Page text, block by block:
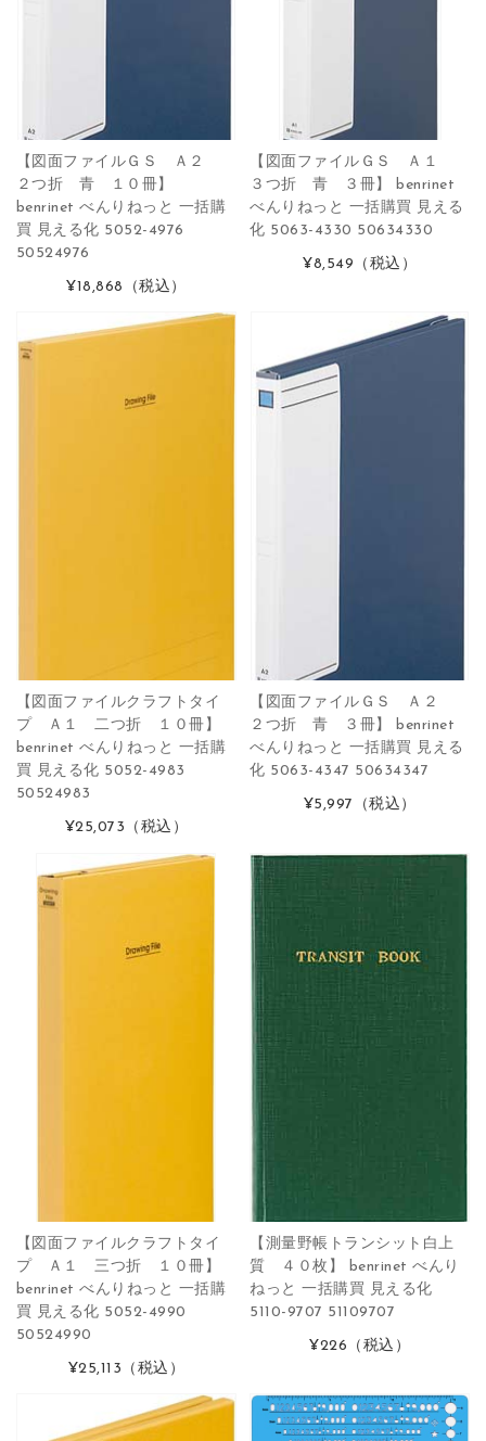
【図面ファイルＧＳ Ａ２
２つ折 青 １０冊】
benrinet べんりねっと 一括購
買 見える化 5052-4976
50524976
¥18,868 （税込）
【図面ファイルＧＳ Ａ１
３つ折 青 ３冊】 benrinet
べんりねっと 一括購買 見える
化 5063-4330 50634330
¥8,549 （税込）
【図面ファイルクラフトタイ
プ Ａ１ 二つ折 １０冊】
benrinet べんりねっと 一括購
買 見える化 5052-4983
50524983
¥25,073 （税込）
【図面ファイルＧＳ Ａ２
２つ折 青 ３冊】 benrinet
べんりねっと 一括購買 見える
化 5063-4347 50634347
¥5,997 （税込）
【図面ファイルクラフトタイ
プ Ａ１ 三つ折 １０冊】
benrinet べんりねっと 一括購
買 見える化 5052-4990
50524990
¥25,113 （税込）
【測量野帳トランシット白上
質 ４０枚】 benrinet べんり
ねっと 一括購買 見える化
5110-9707 51109707
¥226 （税込）